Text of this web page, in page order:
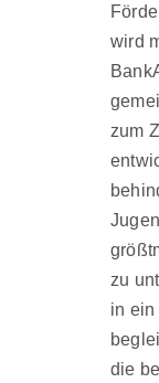
wird
zum
zu
in ein
die